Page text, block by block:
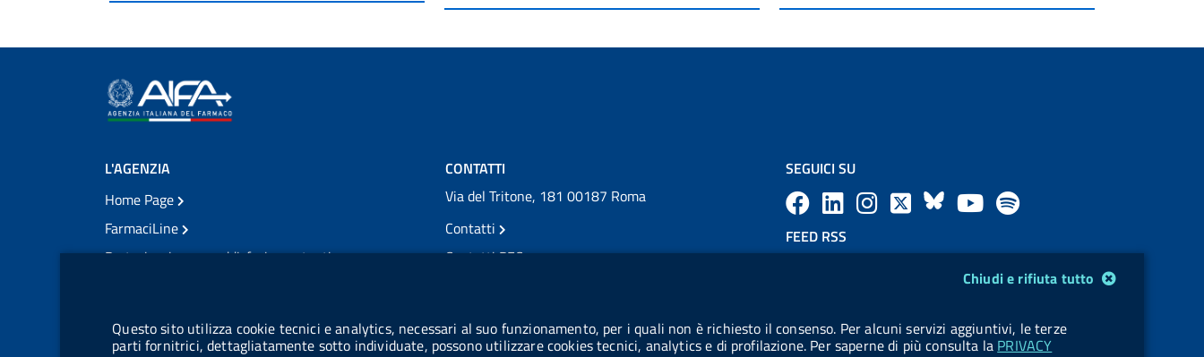
dal Servi...
Chiudi e rifiuta tutto
Questo sito utilizza cookie tecnici e analytics, necessari al suo funzionamento, per i quali non è richiesto il consenso. Per alcuni servizi aggiuntivi, le terze
parti fornitrici, dettagliatamente sotto individuate, possono utilizzare cookies tecnici, analytics e di profilazione. Per saperne di più consulta la PRIVACY
L'AGENZIA
Home Page
FarmaciLine
Partecipazione e soddisfazione utenti
Amministrazione Trasparente
CONTATTI
Via del Tritone, 181 00187 Roma
Contatti
Contatti PEC
Codice Fiscale: 97345810580
SEGUICI SU
F
a
b
L
e l
X
B
s
Y
u
u
l
b
l
FEED RSS
e
Gestione cookie